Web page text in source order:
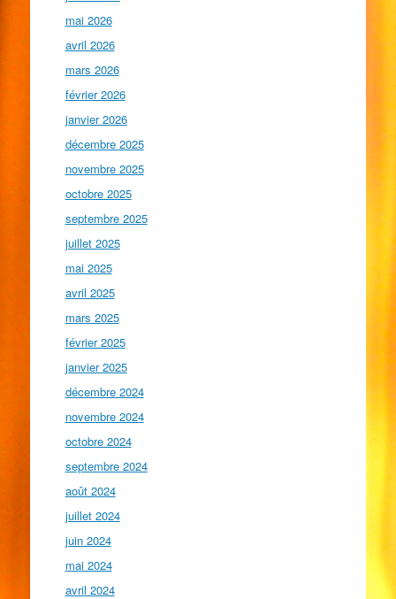
mai 2026
avril 2026
mars 2026
février 2026
janvier 2026
décembre 2025
novembre 2025
octobre 2025
septembre 2025
juillet 2025
mai 2025
avril 2025
mars 2025
février 2025
janvier 2025
décembre 2024
novembre 2024
octobre 2024
septembre 2024
août 2024
juillet 2024
juin 2024
mai 2024
avril 2024